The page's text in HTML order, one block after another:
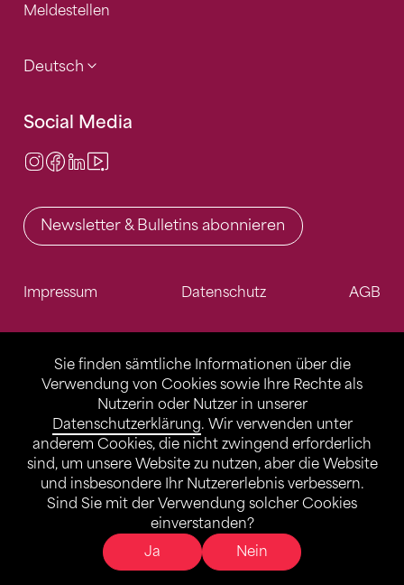
Sie finden sämtliche Informationen über die
Verwendung von Cookies sowie Ihre Rechte als
Nutzerin oder Nutzer in unserer
Datenschutzerklärung. Wir verwenden unter
anderem Cookies, die nicht zwingend erforderlich
sind, um unsere Website zu nutzen, aber die Website
und insbesondere Ihr Nutzererlebnis verbessern.
Sind Sie mit der Verwendung solcher Cookies
einverstanden?
Ja
Nein
Meldestellen
Deutsch
Social Media
Instagram
Facebook
LinkedIn
Newsletter & Bulletins abonnieren
Impressum Datenschutz AGB